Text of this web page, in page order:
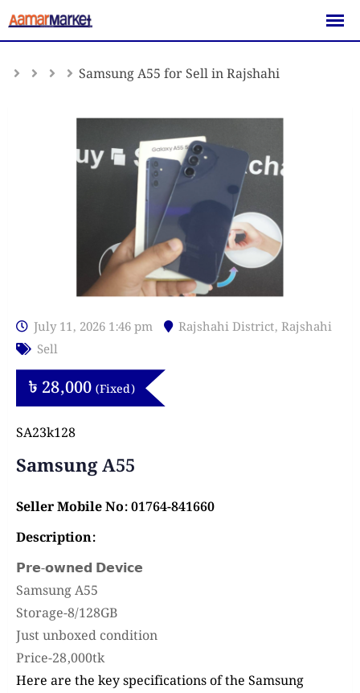
Skip
to
Samsung A55 for Sell in Rajshahi
July 11, 2026 1:46 pm Rajshahi District, Rajshahi
Sell
৳ 28,000 (Fixed)
SA23k128
Samsung A55
Seller Mobile No: 01764-841660
Description:
𝗣𝗿𝗲-𝗼𝘄𝗻𝗲𝗱 𝗗𝗲𝘃𝗶𝗰𝗲
Samsung A55
Storage-8/128GB
Just unboxed condition
Price-28,000tk
Here are the key specifications of the Samsung